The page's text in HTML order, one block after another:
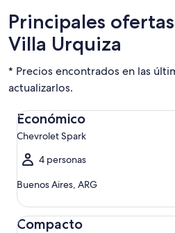
Principales
Villa Urquiza
* Precios encontrados en las
actualizarlos.
Económico
Chevrolet Spark
4 personas
Buenos Aires, ARG
Económico Chevrolet Spark
Compacto
Compacto Ford Focus